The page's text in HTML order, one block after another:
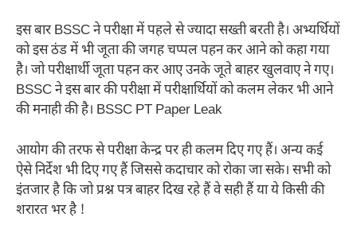
इस बार BSSC ने परीक्षा में पहले से ज्यादा सख्ती बरती है। अभ्यर्थियों
को इस ठंड में भी जूता की जगह चप्पल पहन कर आने को कहा गया
है। जो परीक्षार्थी जूता पहन कर आए उनके जूते बाहर खुलवाए ने गए।
BSSC ने इस बार की परीक्षा में परीक्षार्थियों को कलम लेकर भी आने
की मनाही की है। BSSC PT Paper Leak
आयोग की तरफ से परीक्षा केन्द्र पर ही कलम दिए गए हैं। अन्य कई
ऐसे निर्देश भी दिए गए हैं जिससे कदाचार को रोका जा सके। सभी को
इंतजार है कि जो प्रश्न पत्र बाहर दिख रहे हैं वे सही हैं या ये किसी की
शरारत भर है !